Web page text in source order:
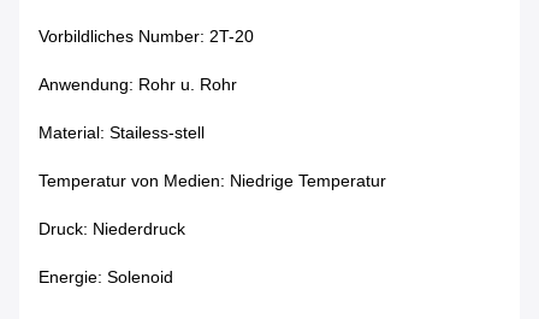
Vorbildliches Number: 2T-20
Anwendung: Rohr u. Rohr
Material: Stailess-stell
Temperatur von Medien: Niedrige Temperatur
Druck: Niederdruck
Energie: Solenoid